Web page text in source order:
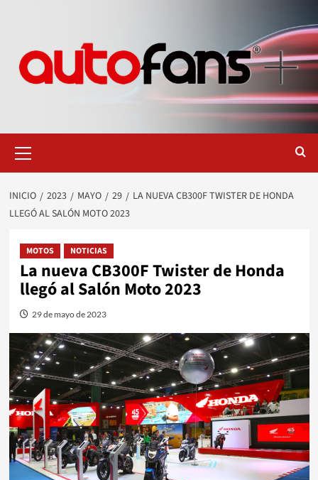
primario
INICIO 2023 MAYO 29
LA NUEVA CB300F TWISTER DE HONDA
LLEGÓ AL SALÓN MOTO 2023
MOTOS NOTICIAS
La nueva CB300F Twister de Honda
llegó al Salón Moto 2023
29 de mayo de 2023